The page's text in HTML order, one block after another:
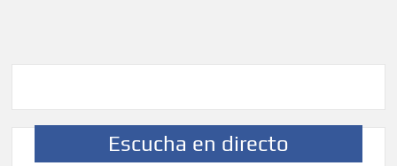
Escucha en directo